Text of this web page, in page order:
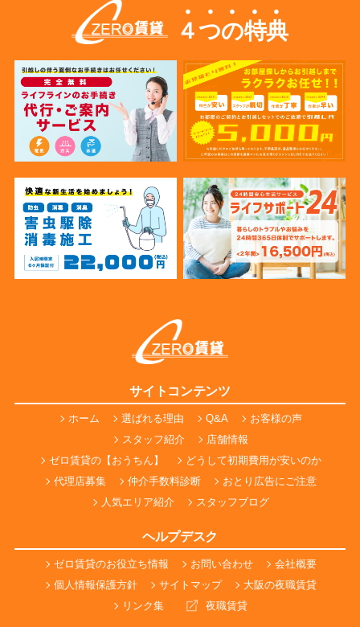
４つの特典
サイトコンテンツ
ホーム 選ばれる理由 Q&A
お客様の声
スタッフ紹介
店舗情報
ゼロ賃貸の【おうちん】
どうして初期費用が安いのか
代理店募集
仲介手数料診断
おとり広告にご注意
人気エリア紹介
スタッフブログ
ヘルプデスク
ゼロ賃貸のお役立ち情報 お問い合わせ
会社概要
個人情報保護方針
サイトマップ
大阪の夜職賃貸
リンク集
夜職賃貸